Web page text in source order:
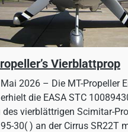
Vierblattprop
2026 – Die MT-Propeller
die EASA STC
des vierblättrigen Scimitar-
30( ) an der Cirrus SR22T